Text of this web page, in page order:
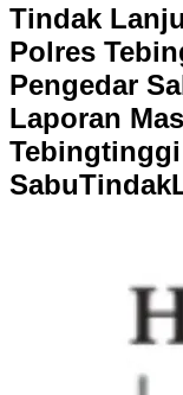
Tindak
Polres
Pengedar
Laporan
SabuTindak